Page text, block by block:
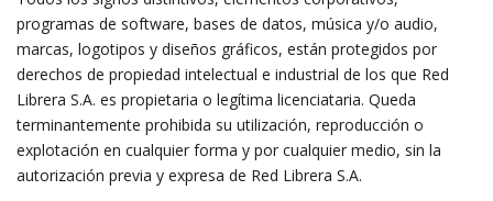
programas de software, bases de datos, música y/o audio,
marcas, logotipos y diseños gráficos, están protegidos por
derechos de propiedad intelectual e industrial de los que Red
Librera S.A. es propietaria o legítima licenciataria. Queda
terminantemente prohibida su utilización, reproducción o
explotación en cualquier forma y por cualquier medio, sin la
autorización previa y expresa de Red Librera S.A.